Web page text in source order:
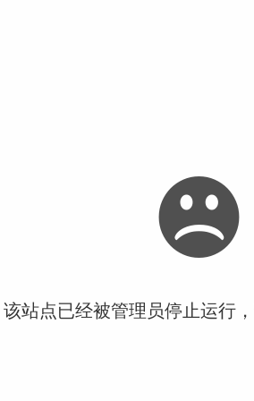
站点已经被管理员停止运行